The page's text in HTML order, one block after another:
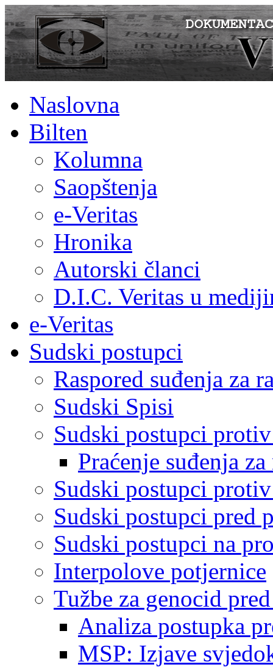
Naslovna
Bilten
Kolumna
Saopštenja
e-Veritas
Hronika
Autorski članci
D.I.C. Veritas u
e-Veritas
Sudski postupci
Raspored suđenja za
Sudski Spisi
Sudski postupci
Praćenje suđenja
Sudski postupci
Sudski postupci pred
Sudski postupci na
Interpolove potjernice
Tužbe za genocid
Analiza postupka
MSP: Izjave